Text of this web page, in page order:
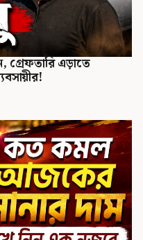
গ্রেফতারি এড়াতে